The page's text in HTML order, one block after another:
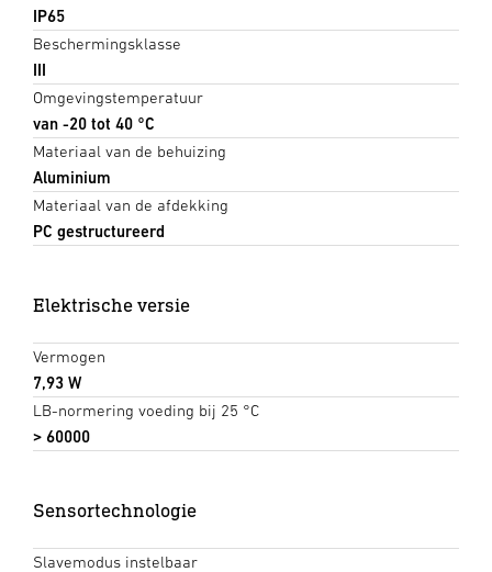
IP65
Beschermingsklasse
III
Omgevingstemperatuur
van -20 tot 40 °C
Materiaal van de behuizing
Aluminium
Materiaal van de afdekking
PC gestructureerd
Elektrische versie
Vermogen
7,93 W
LB-normering voeding bij 25 °C
> 60000
Sensortechnologie
Slavemodus instelbaar